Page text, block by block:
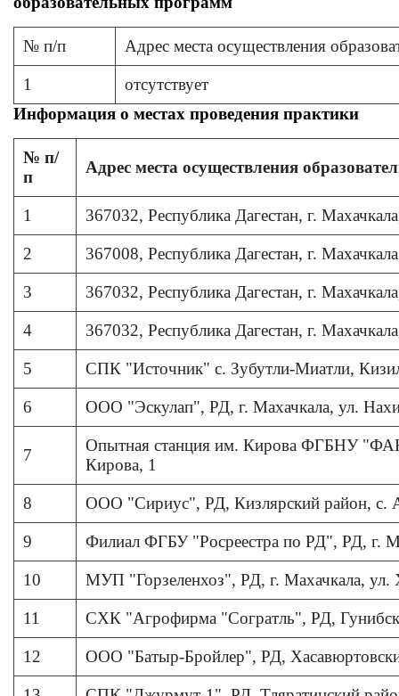
№ п/п Адрес места осуществления
1
отсутствует
Информация о местах проведения практики
№ п/
п
Адрес места осуществления
1 367032, Республика Дагестан, г.
2 367008, Республика Дагестан, г.
3 367032, Республика Дагестан, г.
4 367032, Республика Дагестан, г.
5 СПК "Источник" с. Зубутли-Миатли,
6 ООО "Эскулап", РД, г. Махачкала, ул.
7
Опытная станция им. Кирова ФГБНУ
Кирова, 1
8 ООО "Сириус", РД, Кизлярский район, с.
9 Филиал ФГБУ "Росреестра по РД", РД, г.
10 МУП "Горзеленхоз", РД, г. Махачкала, ул.
11 СХК "Агрофирма "Согратль", РД,
12 ООО "Батыр-Бройлер", РД,